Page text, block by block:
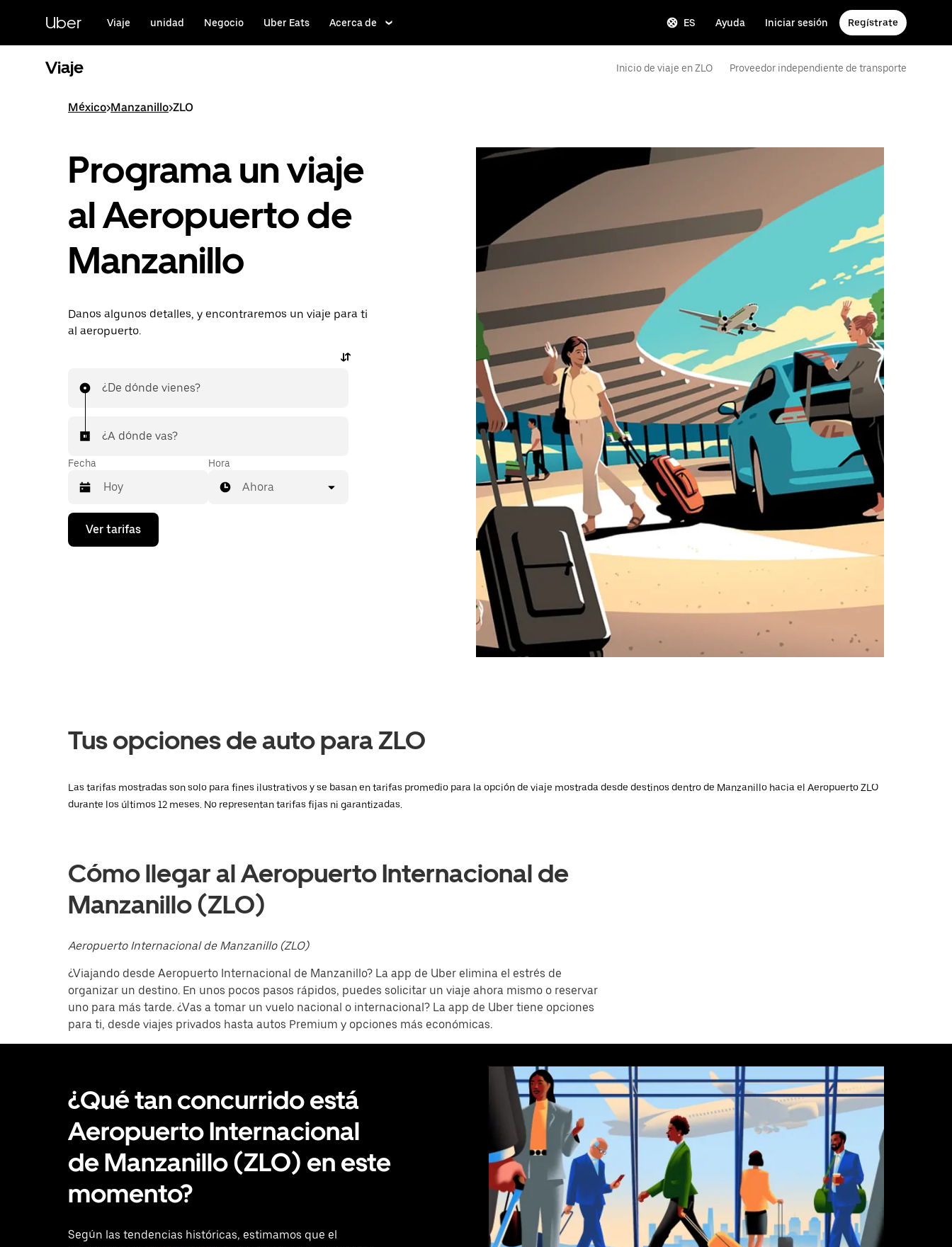
contenido
principal
Uber Viaje unidad Negocio Uber Eats Acerca de ES Ayuda Iniciar sesión Regístrate
Viaje Inicio de viaje en ZLO Proveedor independiente de transporte
México>Manzanillo>ZLO
Programa un viaje
al Aeropuerto de
Manzanillo
Danos algunos detalles, y encontraremos un viaje para ti
al aeropuerto.
¿De dónde vienes?
¿A dónde vas?
Fecha
Presiona
flecha
para
cerrar
Hora
Ahora
Ver tarifas
Tus opciones de auto para ZLO
Las tarifas mostradas son solo para fines ilustrativos y se basan en tarifas promedio para la opción de viaje mostrada desde destinos dentro de Manzanillo hacia el Aeropuerto ZLO
durante los últimos 12 meses. No representan tarifas fijas ni garantizadas.
Cómo llegar al Aeropuerto Internacional de
Manzanillo (ZLO)
Aeropuerto Internacional de Manzanillo (ZLO)
¿Viajando desde Aeropuerto Internacional de Manzanillo? La app de Uber elimina el estrés de
organizar un destino. En unos pocos pasos rápidos, puedes solicitar un viaje ahora mismo o reservar
uno para más tarde. ¿Vas a tomar un vuelo nacional o internacional? La app de Uber tiene opciones
para ti, desde viajes privados hasta autos Premium y opciones más económicas.
¿Qué tan concurrido está
Aeropuerto Internacional
de Manzanillo (ZLO) en este
momento?
Según las tendencias históricas, estimamos que el